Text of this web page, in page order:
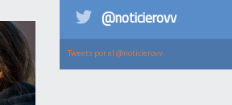
@noticierovv
Tweets por el @noticierovv.